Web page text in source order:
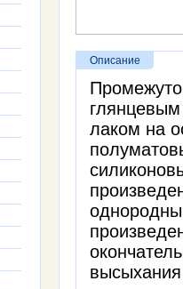
Описание
лаком на